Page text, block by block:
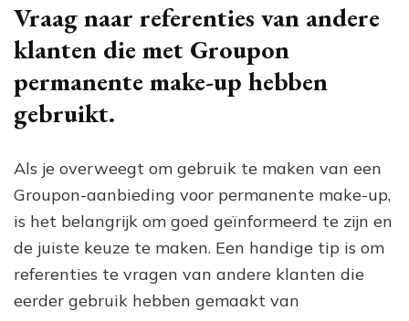
Vraag naar referenties van andere
klanten die met Groupon
permanente make-up hebben
gebruikt.
Als je overweegt om gebruik te maken van een
Groupon-aanbieding voor permanente make-up,
is het belangrijk om goed geïnformeerd te zijn en
de juiste keuze te maken. Een handige tip is om
referenties te vragen van andere klanten die
eerder gebruik hebben gemaakt van